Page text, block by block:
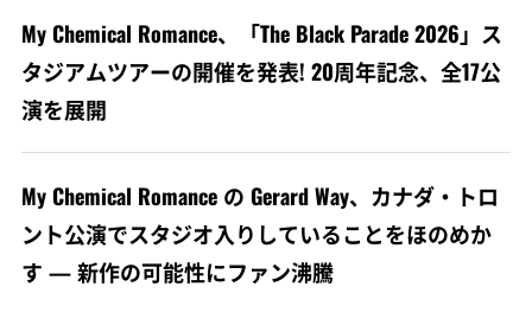
My Chemical Romance、「The Black Parade 2026」ス
タジアムツアーの開催を発表! 20周年記念、全17公
演を展開
My Chemical Romance の Gerard Way、カナダ・トロ
ント公演でスタジオ入りしていることをほのめか
す — 新作の可能性にファン沸騰